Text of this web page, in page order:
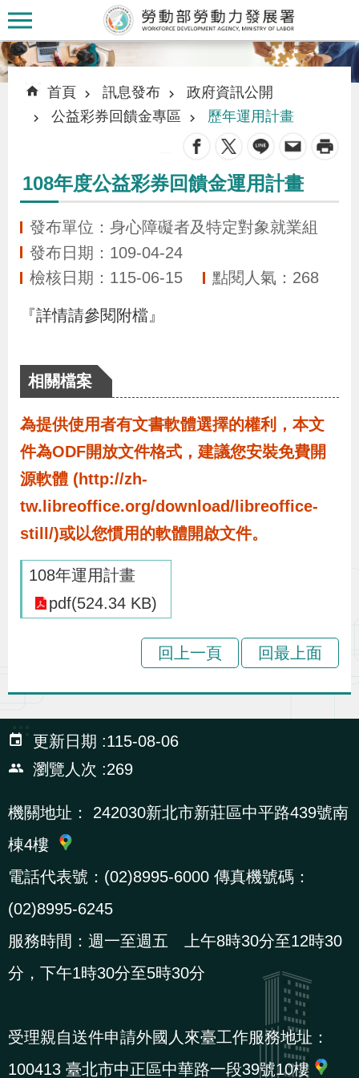
跳到主要內容區塊
識
本
署
布
為
民
服
務
業
務
辦
導
專
區
相
關
結
網
站
民
意
文
字
統
計
E
n
回
首
R
S
:::
::: 首頁 訊息發布
政府資訊公開
公益彩券回饋金專區
歷年運用計畫
108年度公益彩券回饋金運用計畫
發布單位：身心障礙者及特定對象就業組
發布日期：109-04-24
檢核日期：115-06-15
點閱人氣：268
『詳情請參閱附檔』
相關檔案
為提供使用者有文書軟體選擇的權利，本文
件為ODF開放文件格式，建議您安裝免費開
源軟體 (http://zh-
tw.libreoffice.org/download/libreoffice-
still/)或以您慣用的軟體開啟文件。
108年運用計畫
pdf(524.34 KB)
回上一頁 回最上面
:::
更新日期
115-08-06
瀏覽人次
269
機關地址：
242030新北市新莊區中平路439號南
棟4樓
電話代表號：(02)8995-6000 傳真機號碼：
(02)8995-6245
服務時間：週一至週五 上午8時30分至12時30
分，下午1時30分至5時30分
受理親自送件申請外國人來臺工作服務地址：
100413 臺北市中正區中華路一段39號10樓